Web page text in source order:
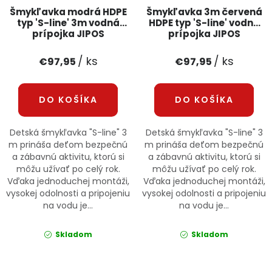
Šmykľavka modrá HDPE
typ 'S-line' 3m vodná
prípojka JIPOS
€97,95 / ks
DO KOŠÍKA
Detská šmykľavka "S-line" 3
m prináša deťom bezpečnú
a zábavnú aktivitu, ktorú si
môžu užívať po celý rok.
Vďaka jednoduchej montáži,
vysokej odolnosti a pripojeniu
na vodu je...
Skladom
Šmykľavka 3m červená
HDPE typ 'S-line' vodná
prípojka JIPOS
€97,95 / ks
DO KOŠÍKA
Detská šmykľavka "S-line" 3
m prináša deťom bezpečnú
a zábavnú aktivitu, ktorú si
môžu užívať po celý rok.
Vďaka jednoduchej montáži,
vysokej odolnosti a pripojeniu
na vodu je...
Skladom